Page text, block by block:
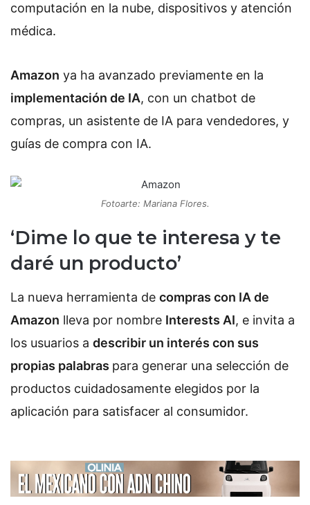
computación en la nube, dispositivos y atención
médica.
Amazon ya ha avanzado previamente en la
implementación de IA, con un chatbot de
compras, un asistente de IA para vendedores, y
guías de compra con IA.
Fotoarte: Mariana Flores.
‘Dime lo que te interesa y te
daré un producto’
La nueva herramienta de compras con IA de
Amazon lleva por nombre Interests AI, e invita a
los usuarios a describir un interés con sus
propias palabras para generar una selección de
productos cuidadosamente elegidos por la
aplicación para satisfacer al consumidor.